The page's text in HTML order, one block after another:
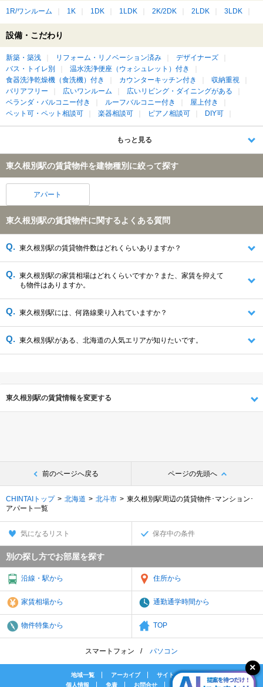
1R/ワンルーム 1K 1DK 1LDK 2K/2DK 2LDK 3LDK
設備・こだわり
新築・築浅 リフォーム・リノベーション済み
デザイナーズ
バス・トイレ別
温水洗浄便座（ウォシュレット）付き
食器洗浄乾燥機（食洗機）付き
カウンターキッチン付き
収納重視
バリアフリー
広いワンルーム
広いリビング・ダイニングがある
ベランダ・バルコニー付き
ルーフバルコニー付き
屋上付き
ペット可・ペット相談可
楽器相談可 ピアノ相談可 DIY可
もっと見る
東久根別駅の賃貸物件を建物種別に絞って探す
アパート
東久根別駅の賃貸物件に関するよくある質問
東久根別駅の賃貸物件数はどれくらいありますか？
東久根別駅の家賃相場はどれくらいですか？また、家賃を抑えて
も物件はありますか。
東久根別駅には、何路線乗り入れていますか？
東久根別駅がある、北海道の人気エリアが知りたいです。
東久根別駅の賃貸情報を変更する
前のページへ戻る ページの先頭へ
CHINTAIトップ 北海道 北斗市
東久根別駅周辺の賃貸物件･マンション･
アパート一覧
気になるリスト 保存中の条件
別の探し方でお部屋を探す
沿線・駅から 住所から
家賃相場から 通勤通学時間から
物件特集から TOP
スマートフォン パソコン
地域一覧 アーカイブ
サイトマップ
個人情報
免責 お問合せ 会社案内